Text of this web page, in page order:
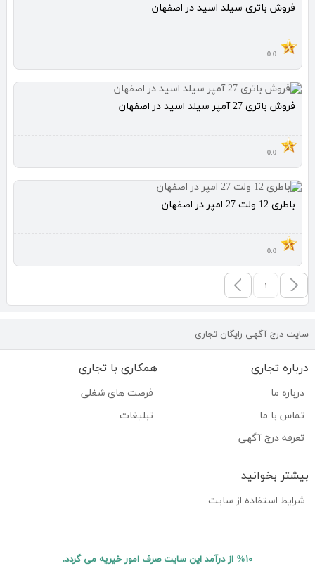
فروش باتری سیلد اسید در اصفهان
0.0
فروش باتری 27 آمپر سیلد اسید در اصفهان
0.0
باطری 12 ولت 27 امپر در اصفهان
0.0
۱
سایت درج آگهی رایگان تجاری
درباره تجاری
درباره ما
تماس با ما
تعرفه درج آگهی
همکاری با تجاری
فرصت های شغلی
تبلیغات
بیشتر بخوانید
شرایط استفاده از سایت
%۱۰ از درآمد این سایت صرف امور خیریه می گردد.